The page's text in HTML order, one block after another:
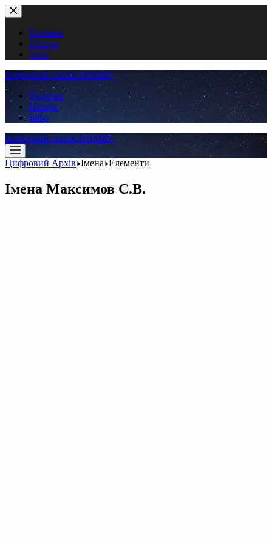
Перейти
до
вмістуГоловна
Пошук
Інфо
Цифровий Архів ННМБУ
Головна
Пошук
Інфо
Цифровий Архів ННМБУ
Цифровий Архів Імена Елементи
Імена Максимов С.В.